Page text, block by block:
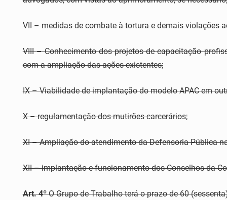
VII – medidas de combate à tortura e demais violações
VIII – Conhecimento dos projetos de capacitação
com a ampliação das ações existentes;
IX – Viabilidade de implantação do modelo APAC em
X – regulamentação dos mutirões carcerários;
XI – Ampliação do atendimento da Defensoria Pública
XII – implantação e funcionamento dos Conselhos da
Art. 4ºO Grupo de Trabalho terá o prazo de 60